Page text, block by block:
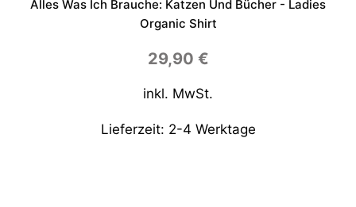
Alles Was Ich Brauche: Katzen Und Bücher - Ladies
Organic Shirt
29,90 €
inkl. MwSt.
Lieferzeit: 2-4 Werktage